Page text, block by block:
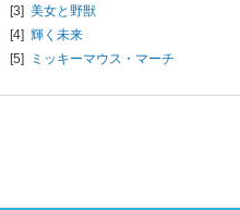
[3] 美女と野獣
[4] 輝く未来
[5]
ミッキーマウス・マーチ